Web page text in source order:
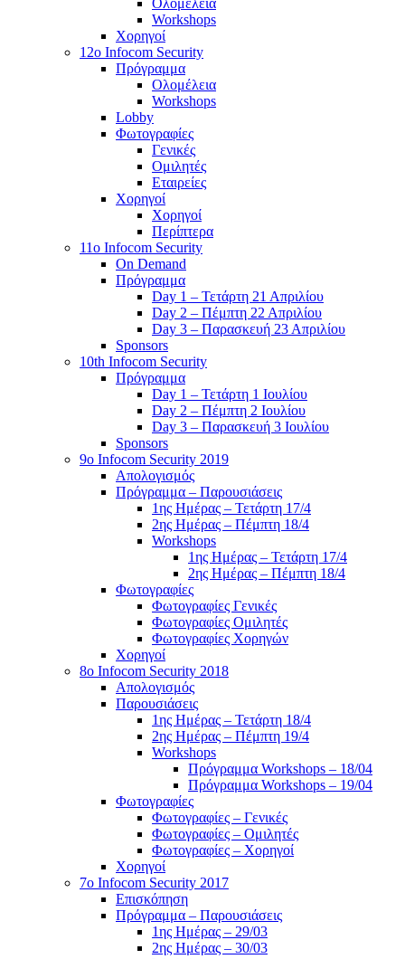
Ολομέλεια
Workshops
Χορηγοί
12o Infocom Security
Πρόγραμμα
Ολομέλεια
Workshops
Lobby
Φωτογραφίες
Γενικές
Ομιλητές
Εταιρείες
Χορηγοί
Χορηγοί
Περίπτερα
11o Infocom Security
On Demand
Πρόγραμμα
Day 1 – Τετάρτη 21 Απριλίου
Day 2 – Πέμπτη 22 Απριλίου
Day 3 – Παρασκευή 23 Απριλίου
Sponsors
10th Infocom Security
Πρόγραμμα
Day 1 – Τετάρτη 1 Ιουλίου
Day 2 – Πέμπτη 2 Ιουλίου
Day 3 – Παρασκευή 3 Ιουλίου
Sponsors
9ο Infocom Security 2019
Απολογισμός
Πρόγραμμα – Παρουσιάσεις
1ης Ημέρας – Τετάρτη 17/4
2ης Ημέρας – Πέμπτη 18/4
Workshops
1ης Ημέρας – Τετάρτη 17/4
2ης Ημέρας – Πέμπτη 18/4
Φωτογραφίες
Φωτογραφίες Γενικές
Φωτογραφίες Ομιλητές
Φωτογραφίες Χορηγών
Χορηγοί
8ο Infocom Security 2018
Απολογισμός
Παρουσιάσεις
1ης Ημέρας – Τετάρτη 18/4
2ης Ημέρας – Πέμπτη 19/4
Workshops
Πρόγραμμα Workshops – 18/04
Πρόγραμμα Workshops – 19/04
Φωτογραφίες
Φωτογραφίες – Γενικές
Φωτογραφίες – Ομιλητές
Φωτογραφίες – Χορηγοί
Χορηγοί
7o Infocom Security 2017
Επισκόπηση
Πρόγραμμα – Παρουσιάσεις
1ης Ημέρας – 29/03
2ης Ημέρας – 30/03